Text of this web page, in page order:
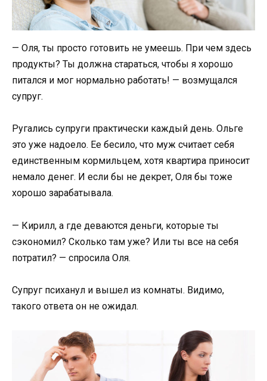
— Оля, ты просто готовить не умеешь. При чем здесь
продукты? Ты должна стараться, чтобы я хорошо
питался и мог нормально работать! — возмущался
супруг.
Ругались супруги практически каждый день. Ольге
это уже надоело. Ее бесило, что муж считает себя
единственным кормильцем, хотя квартира приносит
немало денег. И если бы не декрет, Оля бы тоже
хорошо зарабатывала.
— Кирилл, а где деваются деньги, которые ты
сэкономил? Сколько там уже? Или ты все на себя
потратил? — спросила Оля.
Супруг психанул и вышел из комнаты. Видимо,
такого ответа он не ожидал.